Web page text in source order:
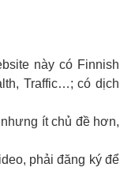
này có Finnish
Traffic…; có dịch
ít chủ đề hơn,
phải đăng ký để